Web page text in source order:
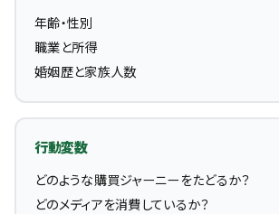
年齢・性別
職業と所得
婚姻歴と家族人数
行動変数
どのような購買ジャーニーをたどるか？
どのメディアを消費しているか？